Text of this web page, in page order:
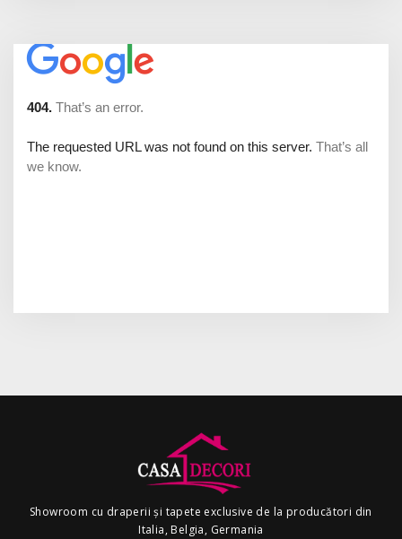
Showroom cu draperii și tapete exclusive de la producători din
Italia, Belgia, Germania